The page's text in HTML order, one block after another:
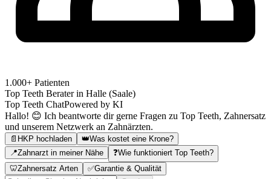
1.000+ Patienten
Top Teeth Berater in Halle (Saale)
Top Teeth ChatPowered by KI
Hallo! 😊 Ich beantworte dir gerne Fragen zu Top Teeth, Zahnersatz
und unserem Netzwerk an Zahnärzten.
📄 HKP hochladen 👑Was kostet eine Krone?
📍Zahnarzt in meiner Nähe ❓Wie funktioniert Top Teeth?
🦷Zahnersatz Arten ✅Garantie & Qualität